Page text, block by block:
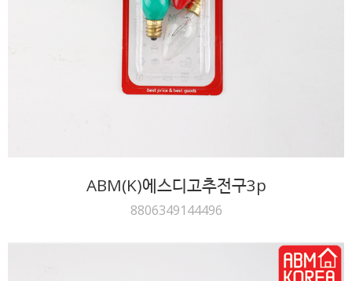
ABM(K)에스디고추전구3p
8806349144496